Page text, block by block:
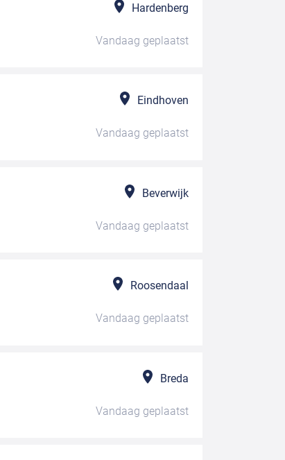
Hardenberg
Vandaag geplaatst
Eindhoven
Vandaag geplaatst
Beverwijk
Vandaag geplaatst
Roosendaal
Vandaag geplaatst
Breda
Vandaag geplaatst